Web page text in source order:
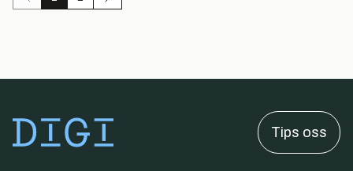
Tips oss